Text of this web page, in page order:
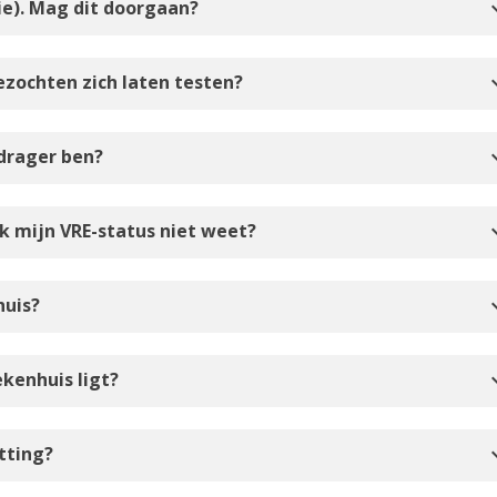
Mag dit doorgaan?
zich laten testen?
ben?
mijn VRE-status niet weet?
ligt?